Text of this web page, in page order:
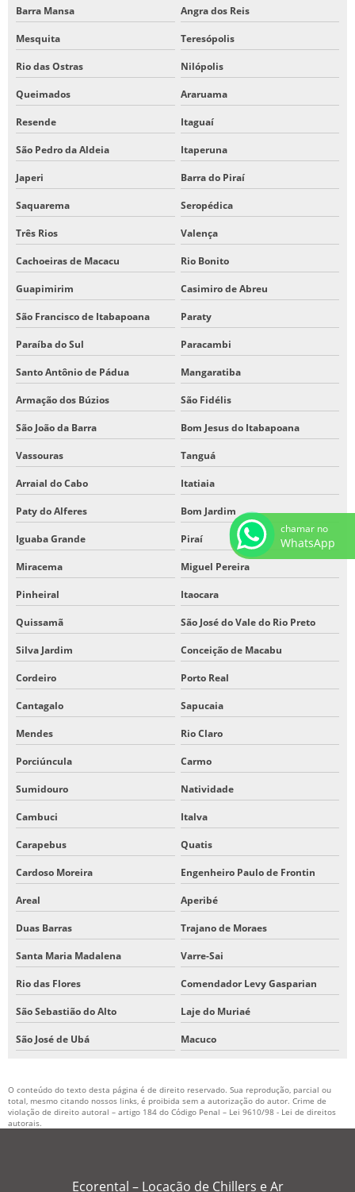
Barra Mansa Angra dos Reis
Mesquita Teresópolis
Rio das Ostras Nilópolis
Queimados Araruama
Resende Itaguaí
São Pedro da Aldeia Itaperuna
Japeri Barra do Piraí
Saquarema Seropédica
Três Rios Valença
Cachoeiras de Macacu Rio Bonito
Guapimirim Casimiro de Abreu
São Francisco de Itabapoana Paraty
Paraíba do Sul Paracambi
Santo Antônio de Pádua Mangaratiba
Armação dos Búzios São Fidélis
São João da Barra Bom Jesus do Itabapoana
Vassouras Tanguá
Arraial do Cabo Itatiaia
Paty do Alferes Bom Jardim
Iguaba Grande Piraí
Miracema Miguel Pereira
Pinheiral Itaocara
Quissamã São José do Vale do Rio Preto
Silva Jardim Conceição de Macabu
Cordeiro Porto Real
Cantagalo Sapucaia
Mendes Rio Claro
Porciúncula Carmo
Sumidouro Natividade
Cambuci Italva
Carapebus Quatis
Cardoso Moreira Engenheiro Paulo de Frontin
Areal Aperibé
Duas Barras Trajano de Moraes
Santa Maria Madalena Varre-Sai
Rio das Flores Comendador Levy Gasparian
São Sebastião do Alto Laje do Muriaé
São José de Ubá Macuco
O conteúdo do texto desta página é de direito reservado. Sua reprodução, parcial ou
total, mesmo citando nossos links, é proibida sem a autorização do autor. Crime de
violação de direito autoral – artigo 184 do Código Penal – Lei 9610/98 - Lei de direitos
autorais.
Ecorental – Locação de Chillers e Ar
chamar no
WhatsApp